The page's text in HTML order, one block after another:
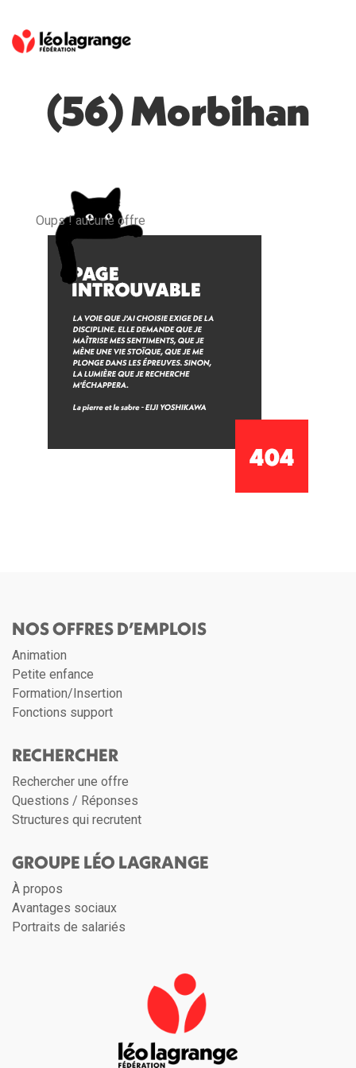
(56) Morbihan
Oups ! aucune offre
NOS OFFRES D’EMPLOIS
Animation
Petite enfance
Formation/Insertion
Fonctions support
RECHERCHER
Rechercher une offre
Questions / Réponses
Structures qui recrutent
GROUPE LÉO LAGRANGE
À propos
Avantages sociaux
Portraits de salariés